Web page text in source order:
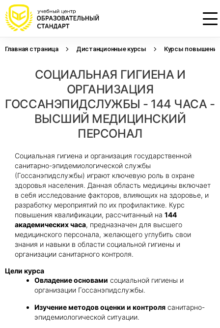
Главная страница Дистанционные курсы Курсы повышения
СОЦИАЛЬНАЯ ГИГИЕНА И
ОРГАНИЗАЦИЯ
ГОССАНЭПИДСЛУЖБЫ - 144 ЧАСА -
ВЫСШИЙ МЕДИЦИНСКИЙ
ПЕРСОНАЛ
Социальная гигиена и организация государственной
санитарно-эпидемиологической службы
(Госсанэпидслужбы) играют ключевую роль в охране
здоровья населения. Данная область медицины включает
в себя исследование факторов, влияющих на здоровье, и
разработку мероприятий по их профилактике. Курс
повышения квалификации, рассчитанный на 144
академических часа, предназначен для высшего
медицинского персонала, желающего углубить свои
знания и навыки в области социальной гигиены и
организации санитарного контроля.
Цели курса
Овладение основами социальной гигиены и
организации Госсанэпидслужбы.
Изучение методов оценки и контроля санитарно-
эпидемиологической ситуации.
Оставьте свои данные, наши специалисты
свяжутся с Вами
Получить консультацию
Оставьте свои данные, наши специалисты
свяжутся с Вами
Приложите документы
начислением баллов 14 ЗЕТ
Оставьте свои данные, наши специалисты
проконсультируют Вас
Получить консультацию
Даю согласие наобработку персональных
данныхиe-mail рассылку